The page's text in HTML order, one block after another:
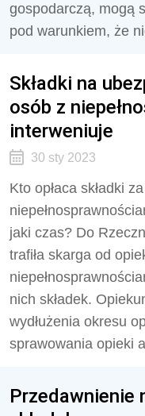
gospodarczą, mogą
pod warunkiem, że
Składki na
osób z
interweniuje
30 sty 2023
Kto opłaca składki
jaki czas? Do
trafiła skarga od
nich składek.
wydłużenia okresu
sprawowania opieki
Przedawnienie